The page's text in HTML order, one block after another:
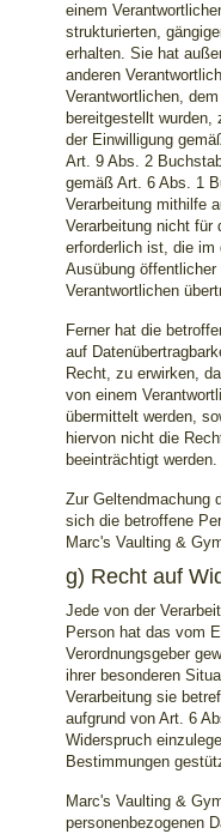
einem
strukturierten,
erhalten. Sie hat
anderen
Verantwortlichen,
bereitgestellt wurden,
der Einwilligung
Art. 9 Abs. 2
gemäß Art. 6 Abs. 1
Verarbeitung mithilfe
Verarbeitung nicht für
erforderlich ist, die im
Ausübung
Verantwortlichen
Ferner hat die
auf
Recht, zu erwirken,
von einem
übermittelt werden,
hiervon nicht die
beeinträchtigt werden.
Zur Geltendmachung
sich die betroffene
Marc's Vaulting &
g) Recht auf
Jede von der
Person hat das vom
Verordnungsgeber
ihrer besonderen
Verarbeitung sie
aufgrund von Art. 6
Widerspruch
Bestimmungen
Marc's Vaulting &
personenbezogenen